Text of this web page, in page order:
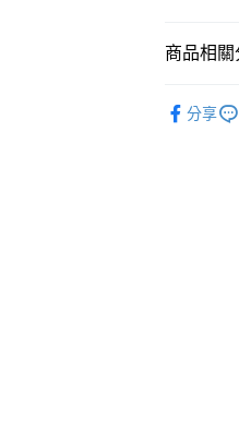
每筆
每筆
商品相關
分享